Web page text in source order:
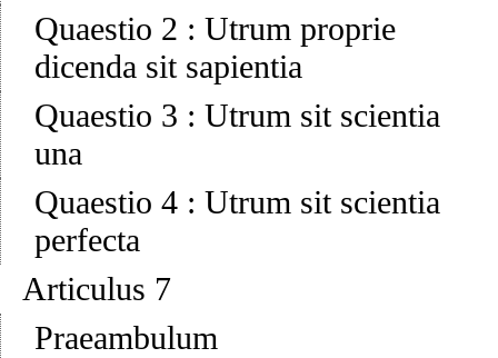
Quaestio 2 : Utrum proprie
dicenda sit sapientia
Quaestio 3 : Utrum sit scientia
una
Quaestio 4 : Utrum sit scientia
perfecta
Articulus 7
Praeambulum